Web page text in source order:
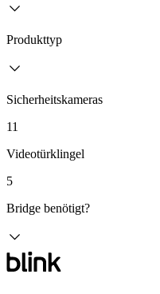
Produkttyp
Sicherheitskameras
11
Videotürklingel
5
Bridge benötigt?